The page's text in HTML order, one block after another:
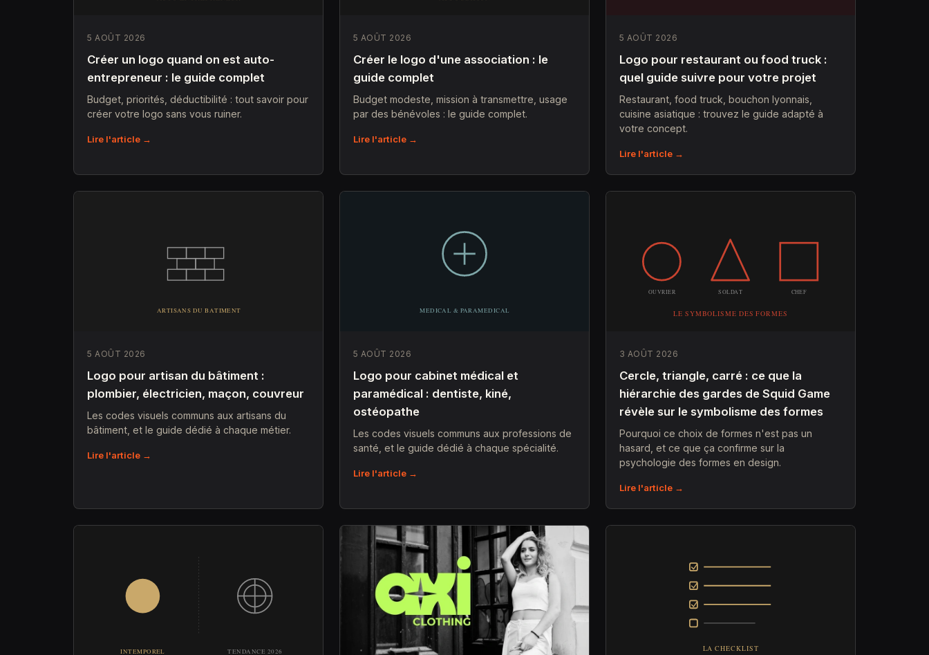
5 AOÛT 2026
Créer un logo quand on est auto-
entrepreneur : le guide complet
Budget, priorités, déductibilité : tout savoir pour
créer votre logo sans vous ruiner.
Lire l'article →
5 AOÛT 2026
Créer le logo d'une association : le
guide complet
Budget modeste, mission à transmettre, usage
par des bénévoles : le guide complet.
Lire l'article →
5 AOÛT 2026
Logo pour restaurant ou food truck :
quel guide suivre pour votre projet
Restaurant, food truck, bouchon lyonnais,
cuisine asiatique : trouvez le guide adapté à
votre concept.
Lire l'article →
5 AOÛT 2026
Logo pour artisan du bâtiment :
plombier, électricien, maçon, couvreur
Les codes visuels communs aux artisans du
bâtiment, et le guide dédié à chaque métier.
Lire l'article →
5 AOÛT 2026
Logo pour cabinet médical et
paramédical : dentiste, kiné,
ostéopathe
Les codes visuels communs aux professions de
santé, et le guide dédié à chaque spécialité.
Lire l'article →
3 AOÛT 2026
Cercle, triangle, carré : ce que la
hiérarchie des gardes de Squid Game
révèle sur le symbolisme des formes
Pourquoi ce choix de formes n'est pas un
hasard, et ce que ça confirme sur la
psychologie des formes en design.
Lire l'article →